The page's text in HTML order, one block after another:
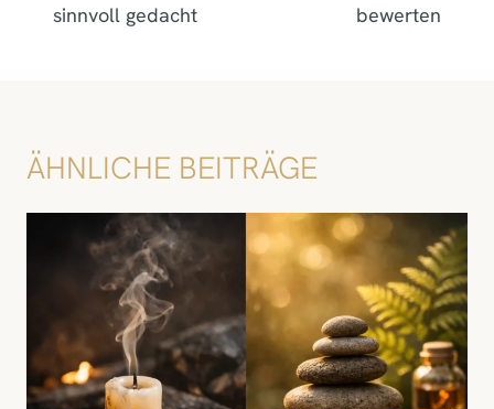
sinnvoll gedacht
bewerten
ÄHNLICHE BEITRÄGE